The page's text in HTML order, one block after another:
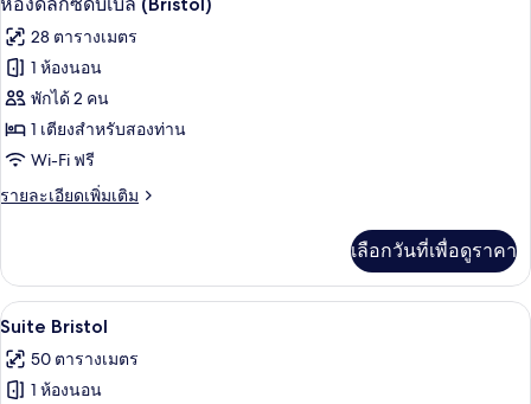
เนียร์
สวี
(Helvetia)
ภาพถ่าย
ทั้งหมด
ของ
ห้อง
ดี
ลัก
ดับเบิล
(Bristol)
28 ตารางเมตร
1 ห้องนอน
พักได้ 2 คน
1 เตียงสำหรับสองท่าน
Wi-Fi ฟรี
รายละเอียดเพิ่มเติม
ราย
เกี่ยว
กับ
ห้อง
ลัก
ซ์
เลือกวันที่เพื่อดูราคา
เปิด
ภาพถ่าย
ทั้งหมด
Suite Bristol | 1 ห้องนอน, เครื่องนอน
12
Suite Bristol
50 ตารางเมตร
1 ห้องนอน